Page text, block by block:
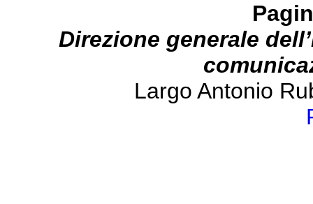
Direzione generale
Largo Antonio